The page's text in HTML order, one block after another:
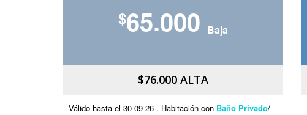
$65.000 Baja
$76.000 ALTA
Válido hasta el 30-09-26 . Habitación con Baño Privado/